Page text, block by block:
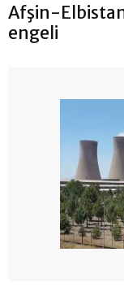
Afşin-
engeli